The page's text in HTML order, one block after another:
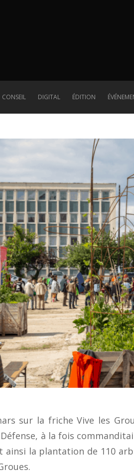
CONSEIL DIGITAL ÉDITION
sur la friche Vive les
à la fois
ainsi la plantation de 110